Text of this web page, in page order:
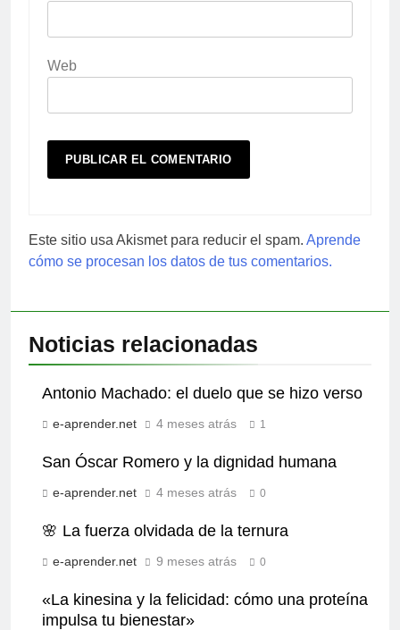
Web
Este sitio usa Akismet para reducir el spam. Aprende
cómo se procesan los datos de tus comentarios.
Noticias relacionadas
Antonio Machado: el duelo que se hizo verso
e-aprender.net 4 meses atrás 1
San Óscar Romero y la dignidad humana
e-aprender.net 4 meses atrás 0
🌸 La fuerza olvidada de la ternura
e-aprender.net 9 meses atrás 0
«La kinesina y la felicidad: cómo una proteína
impulsa tu bienestar»